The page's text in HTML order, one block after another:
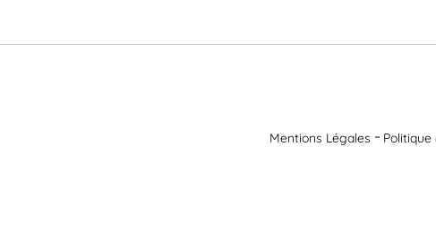
Mentions Légales Politique